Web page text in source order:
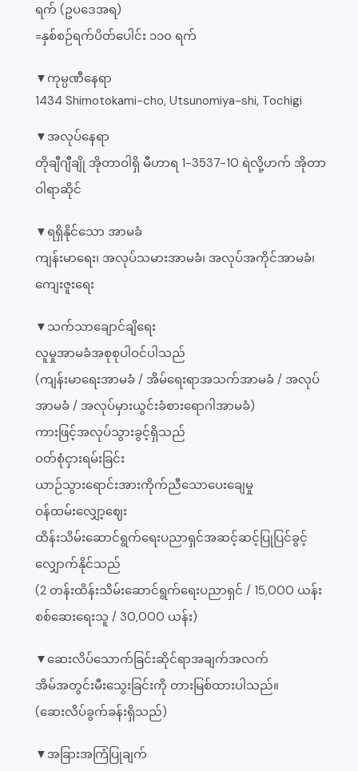
ရက် (ဥပဒေအရ)
=နှစ်စဉ်ရက်ပိတ်ပေါင်း ၁၁၀ ရက်
▼ကုမ္ပဏီနေရာ
1434 Shimotokami-cho, Utsunomiya-shi, Tochigi
▼အလုပ်နေရာ
တိုချီဂျီချို အိုတာဝါရှိ မီဟာရ 1-3537-10 ရဲလို့ဟက် အိုတာ
ဝါရာဆိုင်
▼ရရှိနိုင်သော အာမခံ
ကျန်းမာရေး၊ အလုပ်သမားအာမခံ၊ အလုပ်အကိုင်အာမခံ၊
ကျေးဇူးရေး
▼သက်သာချောင်ချိရေး
လူမှုအာမခံအစုစုပါဝင်ပါသည်
(ကျန်းမာရေးအာမခံ / အိမ်ရေးရာအသက်အာမခံ / အလုပ်
အာမခံ / အလုပ်မှားယွင်းခံစားရောဂါအာမခံ)
ကားဖြင့်အလုပ်သွားခွင့်ရှိသည်
ဝတ်စုံငှားရမ်းခြင်း
ယာဉ်သွားရောင်းအားကိုက်ညီသောပေးချေမှု
ဝန်ထမ်းလျှော့ဈေး
ထိန်းသိမ်းဆောင်ရွက်ရေးပညာရှင်အဆင့်ဆင့်ပြုပြင်ခွင့်
လျှောက်နိုင်သည်
(2 တန်းထိန်းသိမ်းဆောင်ရွက်ရေးပညာရှင် / 15,000 ယန်း
စစ်ဆေးရေးသူ / 30,000 ယန်း)
▼ဆေးလိပ်သောက်ခြင်းဆိုင်ရာအချက်အလက်
အိမ်အတွင်းမီးသွေးခြင်းကို တားမြစ်ထားပါသည်။
(ဆေးလိပ်ခွက်ခန်းရှိသည်)
▼အခြားအကြံပြုချက်